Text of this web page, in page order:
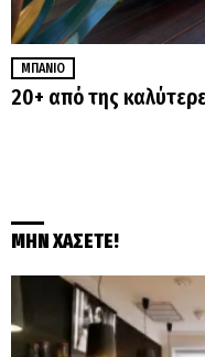
ΜΠΆΝΙΟ
20+ από της
ΜΗΝ ΧΑΣΕΤΕ!